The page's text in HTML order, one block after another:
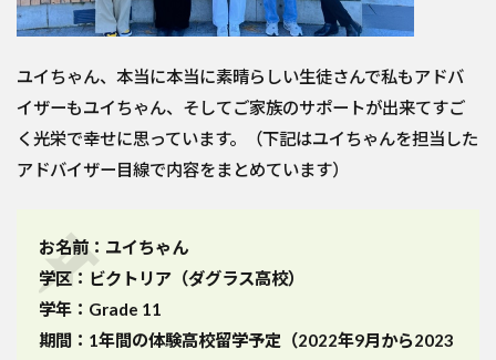
ユイちゃん、本当に本当に素晴らしい生徒さんで私もアドバ
イザーもユイちゃん、そしてご家族のサポートが出来てすご
く光栄で幸せに思っています。（下記はユイちゃんを担当した
アドバイザー目線で内容をまとめています）
お名前：ユイちゃん
学区：ビクトリア（ダグラス高校）
学年：Grade 11
期間：1年間の体験高校留学予定（2022年9月から2023